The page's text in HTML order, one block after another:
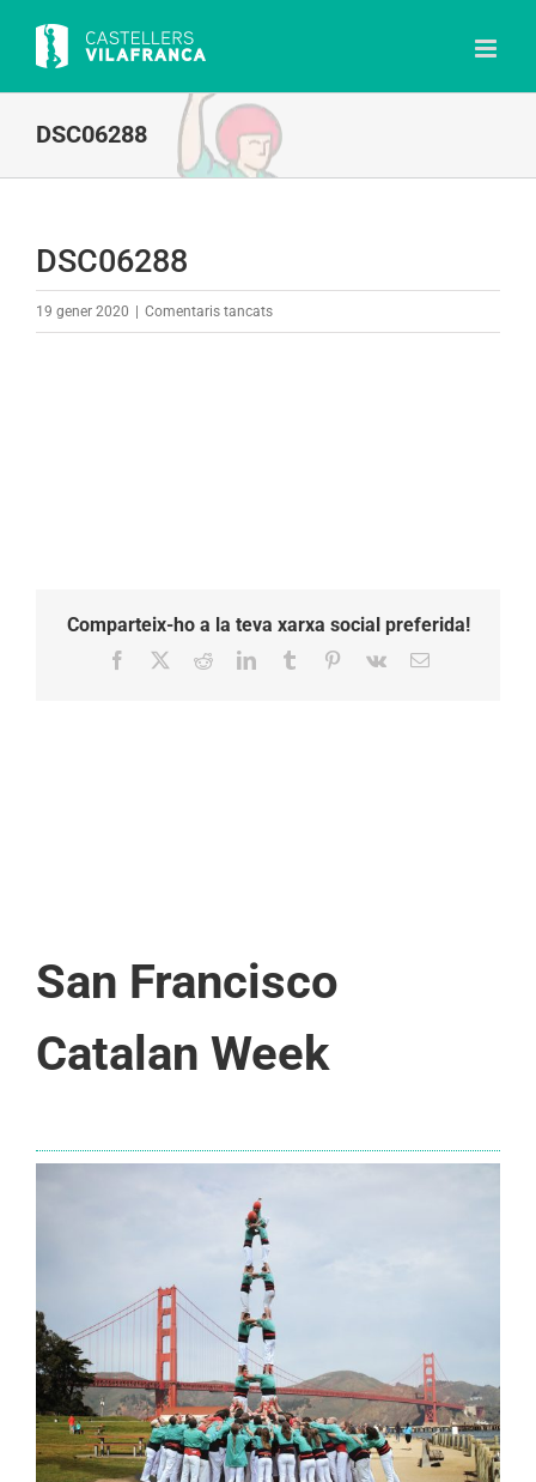
content
DSC06288
DSC06288
19 gener 2020 Comentaris tancatsa
Comparteix-ho a la teva xarxa social preferida!
Facebook RedditLinkedInTumblr Pinterest
Vk Email:
San Francisco
Catalan Week